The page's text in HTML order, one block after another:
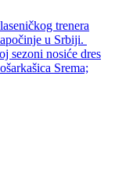
trenera
u Srbiji.
sezoni nosiće dres
Srema;